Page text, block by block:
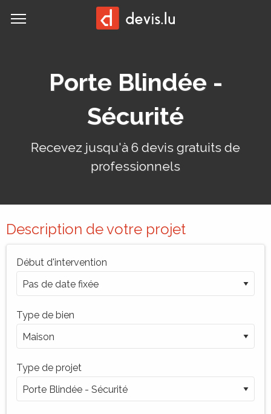
MENU
Demander un
Porte Blindée -
Sécurité
Recevez jusqu'à 6 devis gratuits de
professionnels
Description de votre projet
Début d'intervention
Type de bien
Type de projet